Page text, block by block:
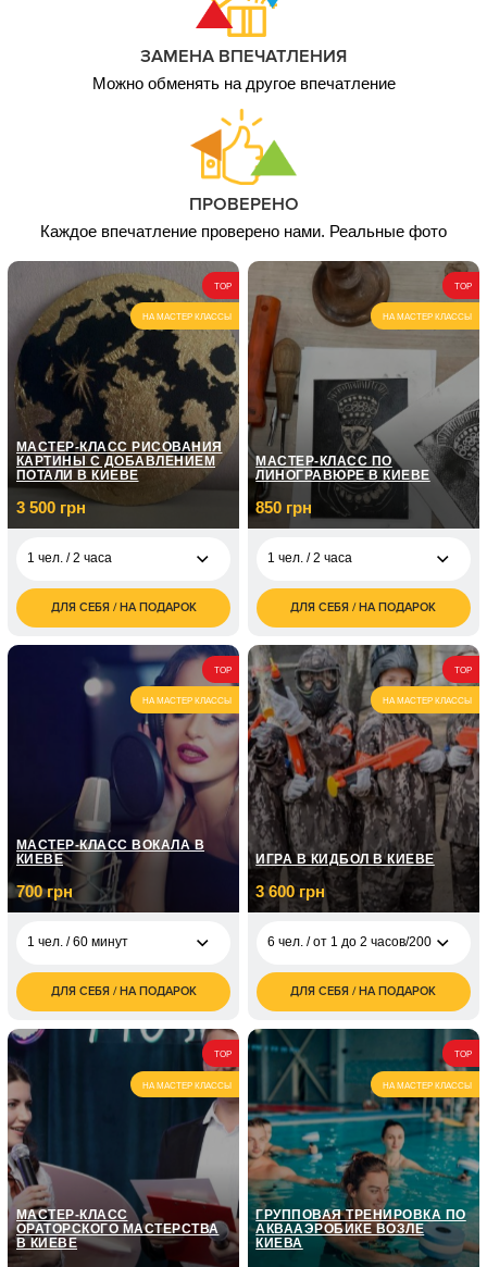
ЗАМЕНА ВПЕЧАТЛЕНИЯ
Можно обменять на другое впечатление
ПРОВЕРЕНО
Каждое впечатление проверено нами. Реальные фото
TOP
НА МАСТЕР КЛАССЫ
МАСТЕР-КЛАСС РИСОВАНИЯ
КАРТИНЫ С ДОБАВЛЕНИЕМ
ПОТАЛИ В КИЕВЕ
3 500 грн
1 чел. / 2 часа
3 500
грн
ДЛЯ СЕБЯ / НА ПОДАРОК
TOP
НА МАСТЕР КЛАССЫ
МАСТЕР-КЛАСС ПО
ЛИНОГРАВЮРЕ В КИЕВЕ
850 грн
1 чел. / 2 часа
грн
2 чел. / 2 часа
1 700
грн
ДЛЯ СЕБЯ / НА ПОДАРОК
TOP
НА МАСТЕР КЛАССЫ
МАСТЕР-КЛАСС ВОКАЛА В
КИЕВЕ
700 грн
1 чел. / 60 минут
грн
1 чел. / Курс вокала /
5 050
грн
1 чел. / Курс вокала /
12 занятий по 1 часу
7 150
грн
ДЛЯ СЕБЯ / НА ПОДАРОК
TOP
НА МАСТЕР КЛАССЫ
ИГРА В КИДБОЛ В КИЕВЕ
3 600 грн
6 чел. / от 1 до 2 часов/200 шаров
6 чел. / от 1 до 2
часов/200 шаров
грн
6 чел. / от 1 до 2
часов/400 шаров
5 400
грн
ДЛЯ СЕБЯ / НА ПОДАРОК
TOP
НА МАСТЕР КЛАССЫ
МАСТЕР-КЛАСС
ОРАТОРСКОГО МАСТЕРСТВА
В КИЕВЕ
TOP
НА МАСТЕР КЛАССЫ
ГРУППОВАЯ ТРЕНИРОВКА ПО
АКВААЭРОБИКЕ ВОЗЛЕ
КИЕВА